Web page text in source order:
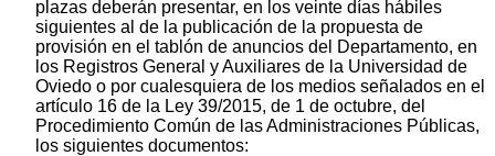
plazas deberán presentar, en los veinte días hábiles
siguientes al de la publicación de la propuesta de
provisión en el tablón de anuncios del Departamento, en
los Registros General y Auxiliares de la Universidad de
Oviedo o por cualesquiera de los medios señalados en el
artículo 16 de la Ley 39/2015, de 1 de octubre, del
Procedimiento Común de las Administraciones Públicas,
los siguientes documentos: